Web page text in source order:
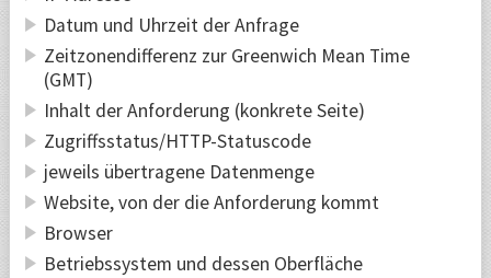
Datum und Uhrzeit der Anfrage
Zeitzonendifferenz zur Greenwich Mean Time
(GMT)
Inhalt der Anforderung (konkrete Seite)
Zugriffsstatus/HTTP-Statuscode
jeweils übertragene Datenmenge
Website, von der die Anforderung kommt
Browser
Betriebssystem und dessen Oberfläche